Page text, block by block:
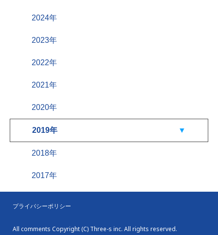
2024年
2023年
2022年
2021年
2020年
2019年
2018年
2017年
プライバシーポリシー
All comments Copyright (C) Three-s inc. All rights reserved.